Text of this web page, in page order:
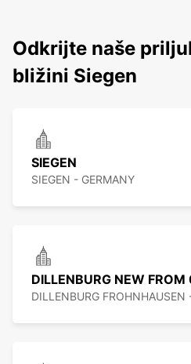
Odkrijte naše
bližini Siegen
SIEGEN
SIEGEN - GERMANY
DILLENBURG NEW
DILLENBURG FROHNHAUSEN